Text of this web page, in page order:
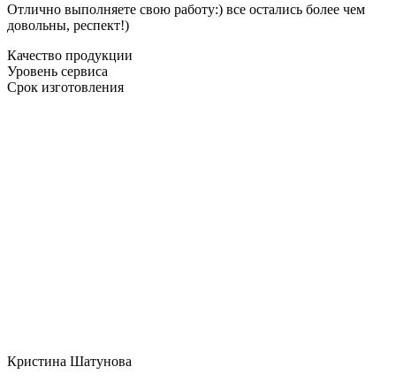
Отлично выполняете свою работу:) все остались более чем
довольны, респект!)
Качество продукции
Уровень сервиса
Срок изготовления
Кристина Шатунова